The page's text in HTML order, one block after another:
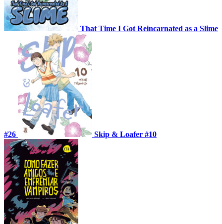
That Time I Got Reincarnated as a Slime
#26 Skip & Loafer #10